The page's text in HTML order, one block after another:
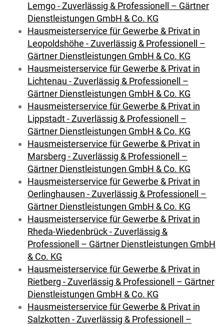
Lemgo - Zuverlässig & Professionell – Gärtner
Dienstleistungen GmbH & Co. KG
Hausmeisterservice für Gewerbe & Privat in
Leopoldshöhe - Zuverlässig & Professionell –
Gärtner Dienstleistungen GmbH & Co. KG
Hausmeisterservice für Gewerbe & Privat in
Lichtenau - Zuverlässig & Professionell –
Gärtner Dienstleistungen GmbH & Co. KG
Hausmeisterservice für Gewerbe & Privat in
Lippstadt - Zuverlässig & Professionell –
Gärtner Dienstleistungen GmbH & Co. KG
Hausmeisterservice für Gewerbe & Privat in
Marsberg - Zuverlässig & Professionell –
Gärtner Dienstleistungen GmbH & Co. KG
Hausmeisterservice für Gewerbe & Privat in
Oerlinghausen - Zuverlässig & Professionell –
Gärtner Dienstleistungen GmbH & Co. KG
Hausmeisterservice für Gewerbe & Privat in
Rheda-Wiedenbrück - Zuverlässig &
Professionell – Gärtner Dienstleistungen GmbH
& Co. KG
Hausmeisterservice für Gewerbe & Privat in
Rietberg - Zuverlässig & Professionell – Gärtner
Dienstleistungen GmbH & Co. KG
Hausmeisterservice für Gewerbe & Privat in
Salzkotten - Zuverlässig & Professionell –